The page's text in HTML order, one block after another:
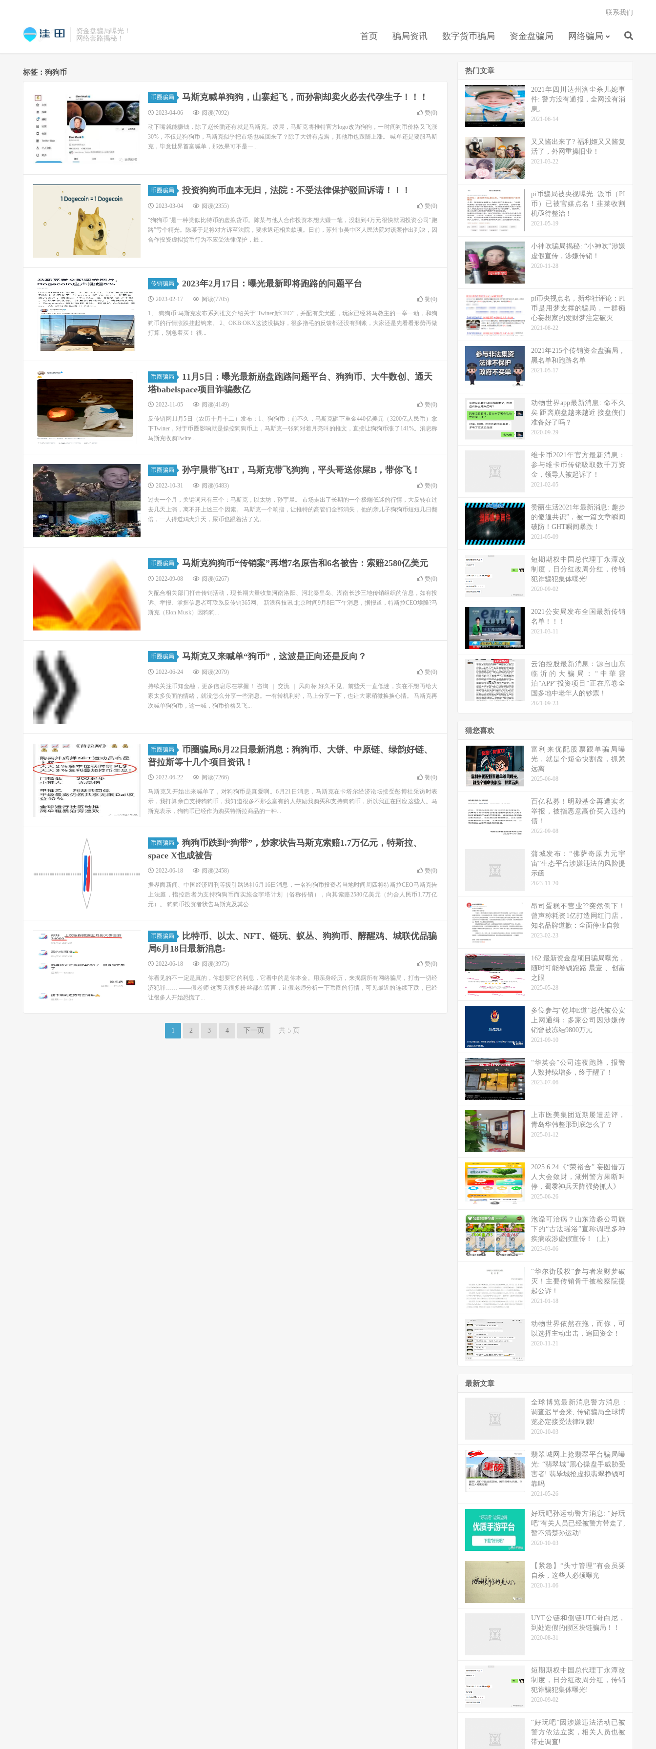
资金盘骗局曝光！
网络套路揭秘！
首页 骗局资讯 数字货币骗局 资金盘骗局 网络骗局
联系我们
标签：狗狗币
币圈骗局 马斯克喊单狗狗，山寨起飞，而孙割却卖火必去代孕生子！！！
2023-04-06 阅读(7092) 赞(0)
动下嘴就能赚钱，除了赵长鹏还有就是马斯克。凌晨，马斯克将推特官方logo改为狗狗，一时间狗币价格又飞涨
30%，不仅是狗狗币，马斯克似乎把市场也喊回来了？除了大饼有点焉，其他币也跟随上涨。 喊单还是要服马斯
克，毕竟世界首富喊单，那效果可不是一...
币圈骗局 投资狗狗币血本无归，法院：不受法律保护驳回诉请！！！
2023-03-04 阅读(2355) 赞(0)
“狗狗币”是一种类似比特币的虚拟货币。陈某与他人合作投资本想大赚一笔，没想到4万元很快就因投资公司“跑
路”亏个精光。陈某于是将对方诉至法院，要求返还相关款项。日前，苏州市吴中区人民法院对该案作出判决，因
合作投资虚拟货币行为不应受法律保护，最...
传销骗局 2023年2月17日：曝光最新即将跑路的问题平台
2023-02-17 阅读(7705) 赞(0)
1、 狗狗币:马斯克发布系列推文介绍关于“Twitter新CEO”，并配有柴犬图，玩家已经将马教主的一举一动，和狗
狗币的行情涨跌挂起钩来。 2、OKB:OKX这波没搞好，很多撸毛的反馈都还没有到账，大家还是先看看形势再做
打算，别急着买！ 很...
币圈骗局
11月5日：曝光最新崩盘跑路问题平台、狗狗币、大牛数创、通天
塔babelspace项目诈骗数亿
2022-11-05 阅读(4149) 赞(0)
反传销网11月5日（农历十月十二）发布：1、狗狗币：前不久，马斯克砸下重金440亿美元（3200亿人民币）拿
下Twitter，对于币圈影响就是操控狗狗币上，马斯克一张狗对着月亮叫的推文，直接让狗狗币涨了141%。消息称
马斯克收购Twitte...
币圈骗局 孙宇晨带飞HT，马斯克带飞狗狗，平头哥送你屎B，带你飞！
2022-10-31 阅读(6483) 赞(0)
过去一个月，关键词只有三个：马斯克，以太坊，孙宇晨。 市场走出了长期的一个极端低迷的行情，大反转在过
去几天上演，离不开上述三个因素。 马斯克一个响指，让推特的高管们全部消失，他的亲儿子狗狗币短短几日翻
倍，一人得道鸡犬升天，屎币也跟着沾了光。...
币圈骗局 马斯克狗狗币“传销案”再增7名原告和6名被告：索赔2580亿美元
2022-09-08 阅读(6267) 赞(0)
为配合相关部门打击传销活动，现长期大量收集河南洛阳、河北秦皇岛、湖南长沙三地传销组织的信息，如有投
诉、举报、掌握信息者可联系反传销365网。 新浪科技讯 北京时间9月8日下午消息，据报道，特斯拉CEO埃隆?马
斯克（Elon Musk）因狗狗...
币圈骗局 马斯克又来喊单“狗币”，这波是正向还是反向？
2022-06-24 阅读(2079) 赞(0)
持续关注币知金融，更多信息尽在掌握！ 咨询 ｜ 交流 ｜ 风向标 好久不见。前些天一直低迷，实在不想再给大
家太多负面的情绪，就没怎么分享一些消息。一有转机利好，马上分享一下，也让大家稍微换换心情。 马斯克再
次喊单狗狗币，这一喊，狗币价格又飞...
币圈骗局
币圈骗局6月22日最新消息：狗狗币、大饼、中原链、绿韵好链、
普拉斯等十几个项目资讯！
2022-06-22 阅读(7266) 赞(0)
马斯克又开始出来喊单了，对狗狗币是真爱啊。6月21日消息，马斯克在卡塔尔经济论坛接受彭博社采访时表
示，我打算亲自支持狗狗币，我知道很多不那么富有的人鼓励我购买和支持狗狗币，所以我正在回应这些人。马
斯克表示，狗狗币已经作为购买特斯拉商品的一种...
币圈骗局
狗狗币跌到“狗带”，炒家状告马斯克索赔1.7万亿元，特斯拉、
space X也成被告
2022-06-18 阅读(2458) 赞(0)
据界面新闻、中国经济周刊等援引路透社6月16日消息，一名狗狗币投资者当地时间周四将特斯拉CEO马斯克告
上法庭，指控后者为支持狗狗币而实施金字塔计划（俗称传销），向其索赔2580亿美元（约合人民币1.7万亿
元）。 狗狗币投资者状告马斯克及其公...
币圈骗局
比特币、以太、NFT、链玩、蚁丛、狗狗币、酵醒鸡、城联优品骗
局6月18日最新消息:
2022-06-18 阅读(3975) 赞(0)
你看见的不一定是真的，你想要它的利息，它看中的是你本金。用亲身经历，来揭露所有网络骗局，打击一切经
济犯罪…… ——假老师 这两天很多粉丝都在留言，让假老师分析一下币圈的行情，可见最近的连续下跌，已经
让很多人开始恐慌了...
1 2 3 4 下一页 共 5 页
热门文章
2021年四川达州洛尘杀儿媳事
件: 警方没有通报，全网没有消
息。
2021-06-14
又又酱出来了? 福利姬又又酱复
活了，外网重操旧业！
2021-03-22
pi币骗局被央视曝光: 派币（PI
币）已被官媒点名！韭菜收割
机亟待整治！
2021-05-19
小神吹骗局揭秘: “小神吹”涉嫌
虚假宣传，涉嫌传销！
2020-11-28
pi币央视点名，新华社评论：PI
币是用梦支撑的骗局，一群痴
心妄想家的发财梦注定破灭
2021-08-22
2021年215个传销资金盘骗局，
黑名单和跑路名单
2021-05-17
动物世界app最新消息: 命不久
矣 距离崩盘越来越近 接盘侠们
准备好了吗？
2020-09-29
维卡币2021年官方最新消息：
参与维卡币传销吸取数千万资
金，领导人被起诉了！
2021-02-05
赞丽生活2021年最新消息: 趣步
的傻逼共识”，被一篇文章瞬间
破防！GHT瞬间暴跌！
2021-05-09
短期期权中国总代理丁永潭改
制度，日分红改周分红，传销
犯诈骗犯集体曝光!
2020-09-02
2021公安局发布全国最新传销
名单！！！
2021-03-11
云泊控股最新消息：源自山东
临沂的大骗局：“中華雲
泊”APP“投资项目”正在席卷全
国多地中老年人的钞票！
2021-09-23
猜您喜欢
富利来优配股票跟单骗局曝
光，就是个短命快割盘，抓紧
远离
2025-06-08
百亿私募！明毅基金再遭实名
举报，被指恶意高价买入违约
债！
2022-09-08
蒲城发布：“佛萨奇原力元宇
宙”生态平台涉嫌违法的风险提
示函
2023-11-20
昂司蛋糕不营业??突然倒下！
曾声称耗资1亿打造网红门店，
知名品牌道歉：全面停业自救
2023-02-23
162.最新资金盘项目骗局曝光，
随时可能卷钱跑路 晨壹 、创富
之眼
2025-05-28
多位参与“乾坤E道”总代被公安
上网通缉：多家公司因涉嫌传
销曾被冻结9800万元
2021-09-10
“华英会”公司连夜跑路，报警
人数持续增多，终于醒了！
2023-07-06
上市医美集团近期屡遭差评，
青岛华韩整形到底怎么了？
2025-01-12
2025.6.24《“荣裕合” 妄图借万
人大会敛财，湖州警方果断叫
停，蜀黍神兵天降强势抓人》
2025-06-26
泡澡可治病？山东浩淼公司旗
下的“古法瑶浴”宣称调理多种
疾病或涉虚假宣传！（上）
2023-03-06
“华尔街股权”参与者发财梦破
灭！主要传销骨干被检察院提
起公诉！
2021-01-18
动物世界依然在拖，而你，可
以选择主动出击，追回资金！
2020-11-21
最新文章
全球博览最新消息警方消息 :
调查迟早会来, 传销骗局全球博
览必定接受法律制裁!
2020-10-03
翡翠城网上抢翡翠平台骗局曝
光: “翡翠城”黑心操盘手威胁受
害者! 翡翠城抢虚拟翡翠挣钱可
靠吗
2021-05-26
好玩吧孙运动警方消息: “好玩
吧”有关人员已经被警方带走了,
暂不清楚孙运动!
2020-10-03
【紧急】“头寸管理”有会员要
自杀，这些人必须曝光
2020-11-06
UYT公链和侧链UTC哥白尼，
到处造假的假区块链骗局！！
2020-08-31
短期期权中国总代理丁永潭改
制度，日分红改周分红，传销
犯诈骗犯集体曝光!
2020-09-02
“好玩吧”因涉嫌违法活动已被
警方依法立案，相关人员也被
带走调查!